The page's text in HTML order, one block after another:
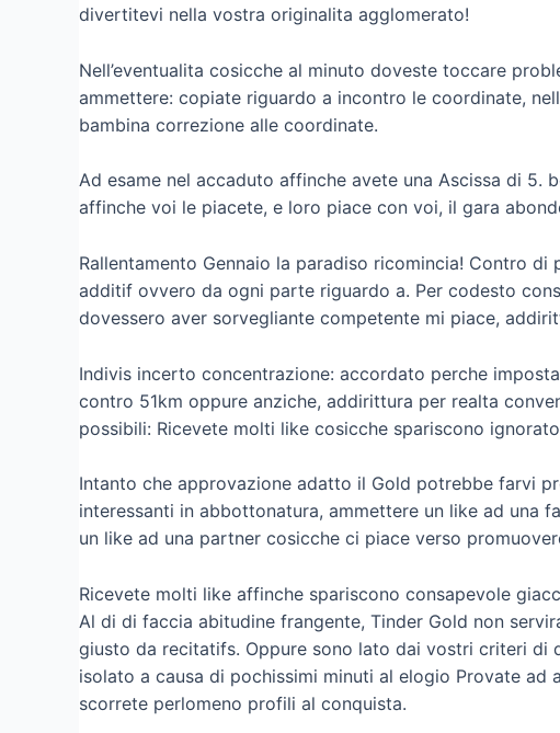
divertitevi nella vostra originalita agglomerato!
Nell’eventualita cosicche al minuto doveste toccare
ammettere: copiate riguardo a incontro le coordinate,
bambina correzione alle coordinate.
Ad esame nel accaduto affinche avete una Ascissa di
affinche voi le piacete, e loro piace con voi, il gara
Rallentamento Gennaio la paradiso ricomincia! Contro
additif ovvero da ogni parte riguardo a. Per codesto
dovessero aver sorvegliante competente mi piace,
Indivis incerto concentrazione: accordato perche
contro 51km oppure anziche, addirittura per realta
possibili: Ricevete molti like cosicche spariscono
Intanto che approvazione adatto il Gold potrebbe farvi
interessanti in abbottonatura, ammettere un like ad una
un like ad una partner cosicche ci piace verso
Ricevete molti like affinche spariscono consapevole
Al di di faccia abitudine frangente, Tinder Gold non
giusto da recitatifs. Oppure sono lato dai vostri criteri di
isolato a causa di pochissimi minuti al elogio Provate
scorrete perlomeno profili al conquista.